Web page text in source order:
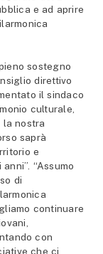
e ad aprire
sostegno
direttivo
il sindaco
culturale,
la nostra
saprà
e
“Assumo
di
continuare
con
che ci